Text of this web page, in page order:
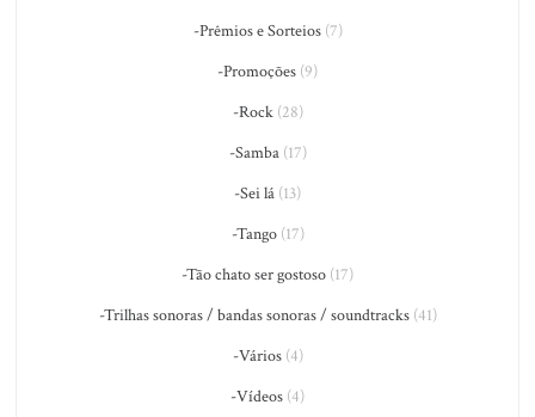
-Prêmios e Sorteios(7)
-Promoções (9)
-Rock(28)
-Samba(17)
-Sei lá (13)
-Tango(17)
-Tão chato ser gostoso (17)
-Trilhas sonoras / bandas sonoras / soundtracks(41)
-Vários(4)
-Vídeos (4)